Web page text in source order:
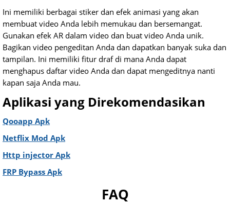
Ini memiliki berbagai stiker dan efek animasi yang akan
membuat video Anda lebih memukau dan bersemangat.
Gunakan efek AR dalam video dan buat video Anda unik.
Bagikan video pengeditan Anda dan dapatkan banyak suka dan
tampilan. Ini memiliki fitur draf di mana Anda dapat
menghapus daftar video Anda dan dapat mengeditnya nanti
kapan saja Anda mau.
Aplikasi yang Direkomendasikan
Qooapp Apk
Netflix Mod Apk
Http injector Apk
FRP Bypass Apk
FAQ